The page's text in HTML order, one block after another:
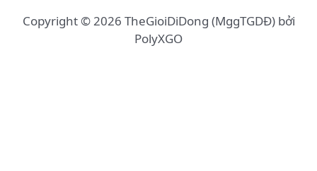
Copyright © 2026 TheGioiDiDong (MggTGDĐ) bởi
PolyXGO